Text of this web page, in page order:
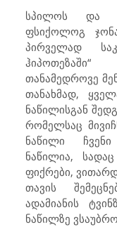
სპილოს და
ფსიქოლოგ
პირველად
თანამედროვე
თანახმად,
ნაწილისგან
რომელსაც
ნაწილი
ნაწილია,
ფიქრები,
თავის
ადამიანის
ნაწილზე